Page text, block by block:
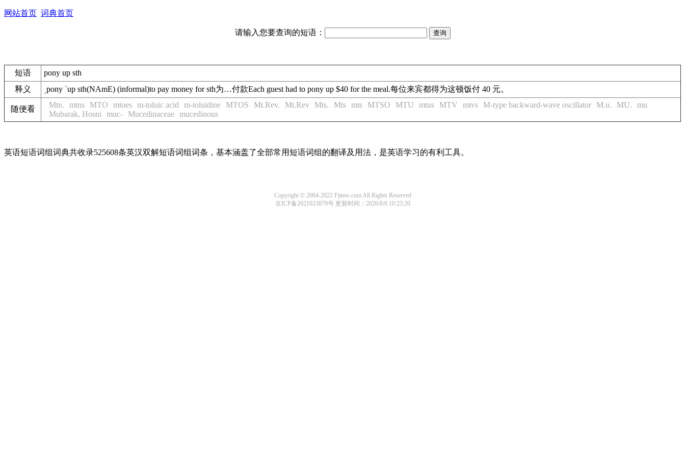
网站首页 词典首页
请输入您要查询的短语：
短语
pony up sth
释义
ˌpony ˈup sth(NAmE) (informal)to pay money for sth为…付款Each guest had to pony up $40 for the meal.每位来宾都得为这顿饭付 40 元。
随便看 Mtn. mtns MTO mtoes m-toluic acid m-toluidine MTOS Mt.Rev. Mt.Rev Mts. Mts mts MTSO MTU mtus MTV mtvs M-type backward-wave oscillator M.u. MU.
mu
Mubarak, Hosni
muc- Mucedinaceae mucedinous
英语短语词组词典共收录525608条英汉双解短语词组词条，基本涵盖了全部常用短语词组的翻译及用法，是英语学习的有利工具。
Copyright © 2004-2022 Fjtmw.com All Rights Reserved
京ICP备2021023879号 更新时间：2026/8/6 10:23:20